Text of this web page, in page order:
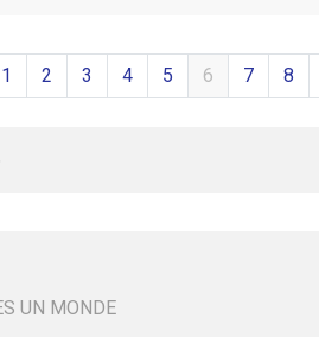
1 2 3 4 5 6 7 8
UN MONDE